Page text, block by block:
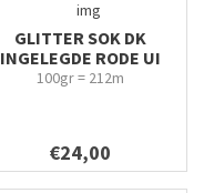
GLITTER SOK DK
INGELEGDE RODE UI
100gr = 212m
€24,00